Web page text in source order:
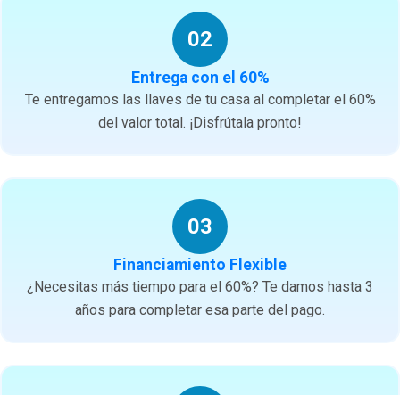
02
Entrega con el 60%
Te entregamos las llaves de tu casa al completar el 60%
del valor total. ¡Disfrútala pronto!
03
Financiamiento Flexible
¿Necesitas más tiempo para el 60%? Te damos hasta 3
años para completar esa parte del pago.